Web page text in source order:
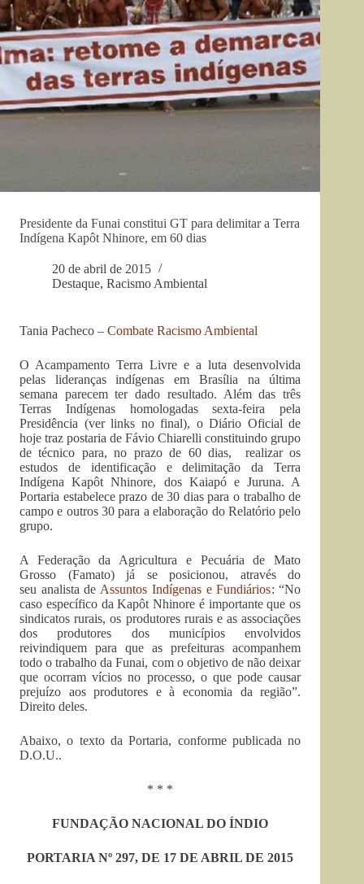
Presidente da Funai constitui GT para delimitar a Terra
Indígena Kapôt Nhinore, em 60 dias
20 de abril de 2015
Destaque, Racismo Ambiental
Tania Pacheco – Combate Racismo Ambiental
O Acampamento Terra Livre e a luta desenvolvida
pelas lideranças indígenas em Brasília na última
semana parecem ter dado resultado. Além das três
Terras Indígenas homologadas sexta-feira pela
Presidência (ver links no final), o Diário Oficial de
hoje traz postaria de Fávio Chiarelli constituindo grupo
de técnico para, no prazo de 60 dias, realizar os
estudos de identificação e delimitação da Terra
Indígena Kapôt Nhinore, dos Kaiapó e Juruna. A
Portaria estabelece prazo de 30 dias para o trabalho de
campo e outros 30 para a elaboração do Relatório pelo
grupo.
A Federação da Agricultura e Pecuária de Mato
Grosso (Famato) já se posicionou, através do
seu analista de Assuntos Indígenas e Fundiários: “No
caso específico da Kapôt Nhinore é importante que os
sindicatos rurais, os produtores rurais e as associações
dos produtores dos municípios envolvidos
reivindiquem para que as prefeituras acompanhem
todo o trabalho da Funai, com o objetivo de não deixar
que ocorram vícios no processo, o que pode causar
prejuízo aos produtores e à economia da região”.
Direito deles.
Abaixo, o texto da Portaria, conforme publicada no
D.O.U..
* * *
FUNDAÇÃO NACIONAL DO ÍNDIO
PORTARIA Nº 297, DE 17 DE ABRIL DE 2015